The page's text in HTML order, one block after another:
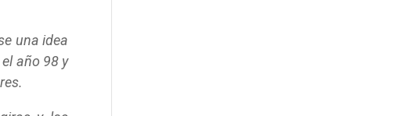
una idea
año 98 y